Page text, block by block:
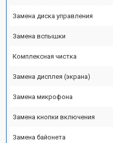
Замена диска управления
Замена вспышки
Комплексная чистка
Замена дисплея (экрана)
Замена микрофона
Замена кнопки включения
Замена байонета